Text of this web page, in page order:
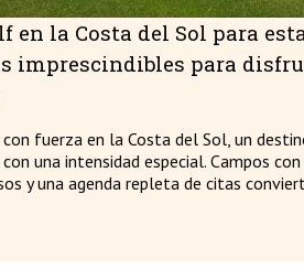
en la Costa del Sol para
imprescindibles para
fuerza en la Costa del Sol, un
una intensidad especial. Campos con
y una agenda repleta de citas